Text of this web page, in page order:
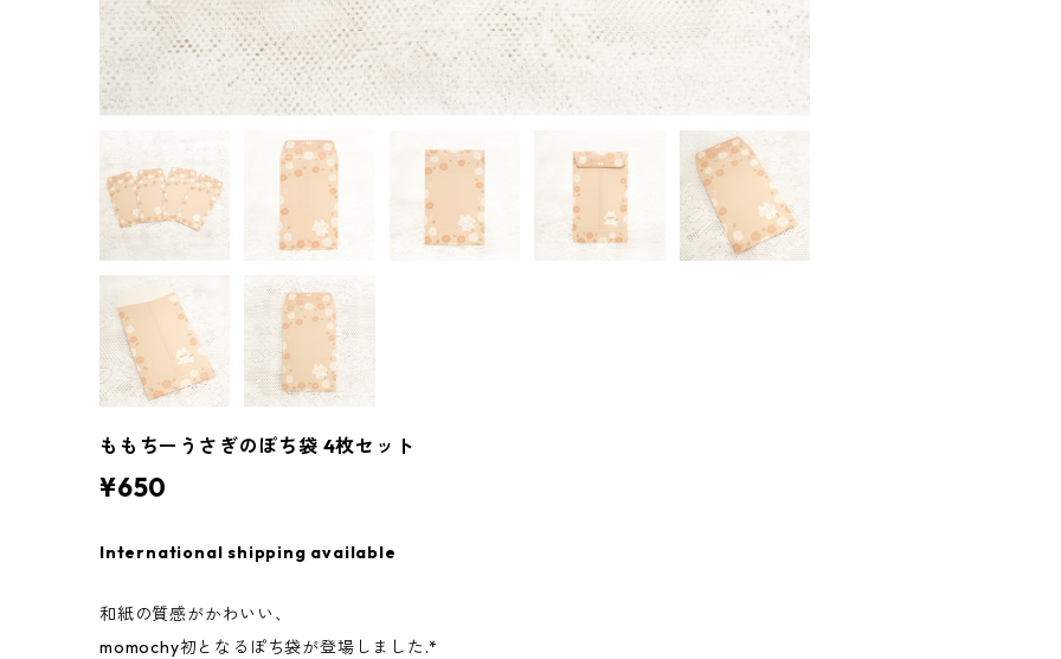
ももちーうさぎのぽち袋 4枚セット
¥650
International shipping available
和紙の質感がかわいい、
momochy初となるぽち袋が登場しました.*